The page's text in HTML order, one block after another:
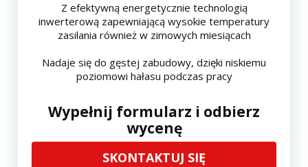
Z efektywną energetycznie technologią
inwerterową zapewniającą wysokie temperatury
zasilania również w zimowych miesiącach
Nadaje się do gęstej zabudowy, dzięki niskiemu
poziomowi hałasu podczas pracy
Wypełnij formularz i odbierz
wycenę
SKONTAKTUJ SIĘ